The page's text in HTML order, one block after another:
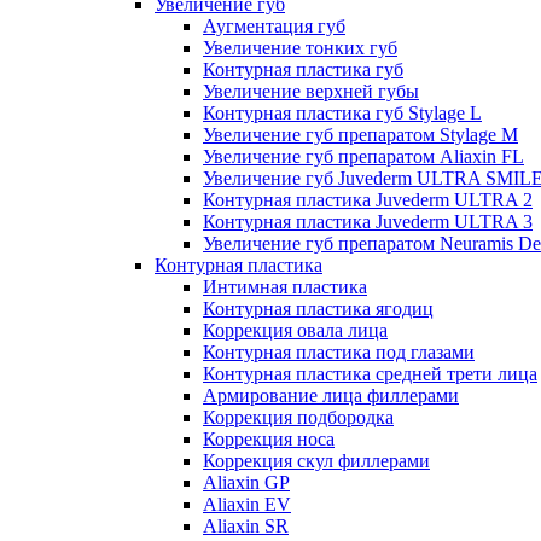
Увеличение губ
Аугментация губ
Увеличение тонких губ
Контурная пластика губ
Увеличение верхней губы
Контурная пластика губ Stylage L
Увеличение губ препаратом Stylage M
Увеличение губ препаратом Aliaxin FL
Увеличение губ Juvederm ULTRA
Контурная пластика Juvederm ULTRA 2
Контурная пластика Juvederm ULTRA 3
Увеличение губ препаратом Neuramis
Контурная пластика
Интимная пластика
Контурная пластика ягодиц
Коррекция овала лица
Контурная пластика под глазами
Контурная пластика средней трети лица
Армирование лица филлерами
Коррекция подбородка
Коррекция носа
Коррекция скул филлерами
Aliaxin GP
Aliaxin EV
Aliaxin SR